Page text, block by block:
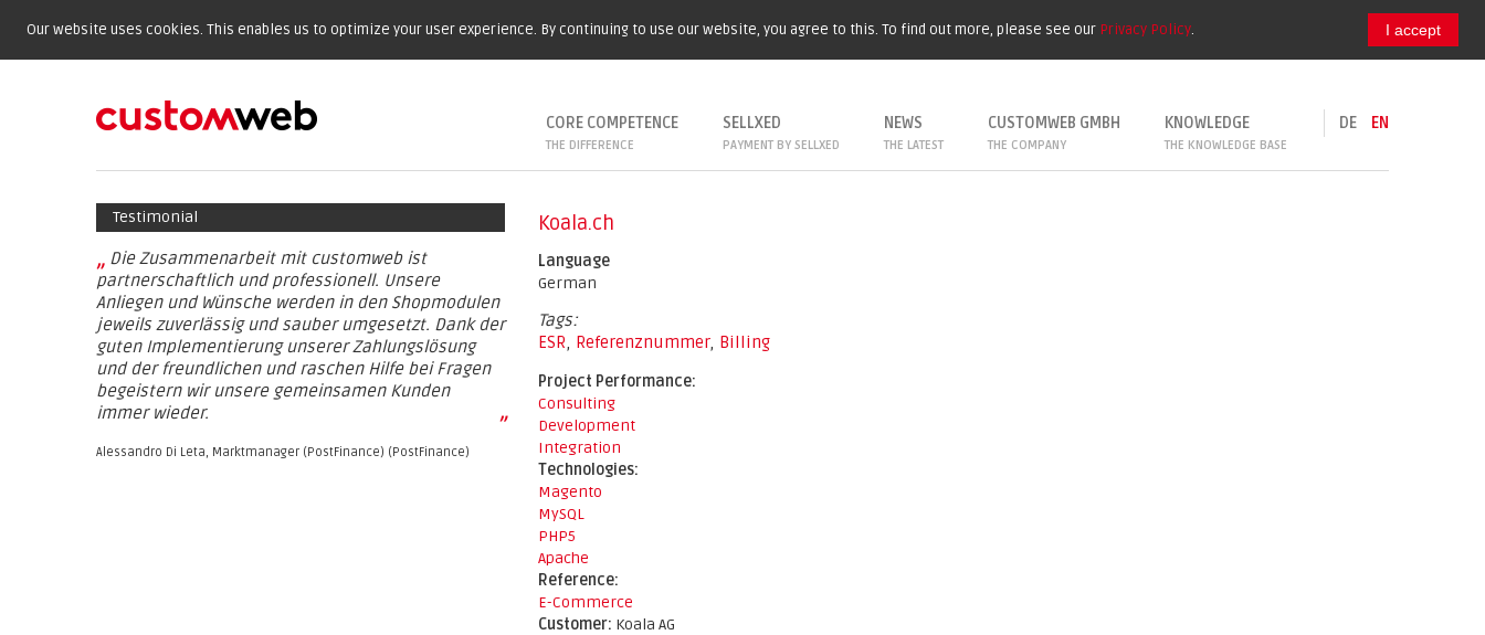
Our website uses cookies. This enables us to optimize your user experience. By continuing to use our website, you agree to this. To find out more, please see our Privacy Policy. I accept
CORE COMPETENCE
THE DIFFERENCE
SELLXED
PAYMENT BY SELLXED
NEWS
THE LATEST
CUSTOMWEB GMBH
THE COMPANY
KNOWLEDGE
THE KNOWLEDGE BASE
DE EN
Testimonial
„ Die Zusammenarbeit mit customweb ist
partnerschaftlich und professionell. Unsere
Anliegen und Wünsche werden in den Shopmodulen
jeweils zuverlässig und sauber umgesetzt. Dank der
guten Implementierung unserer Zahlungslösung
und der freundlichen und raschen Hilfe bei Fragen
begeistern wir unsere gemeinsamen Kunden
immer wieder.
”
Alessandro Di Leta, Marktmanager (PostFinance) (PostFinance)
Koala.ch
Language
German
Tags:
ESR, Referenznummer, Billing
Project Performance:
Consulting
Development
Integration
Technologies:
Magento
MySQL
PHP5
Apache
Reference:
E-Commerce
Customer: Koala AG